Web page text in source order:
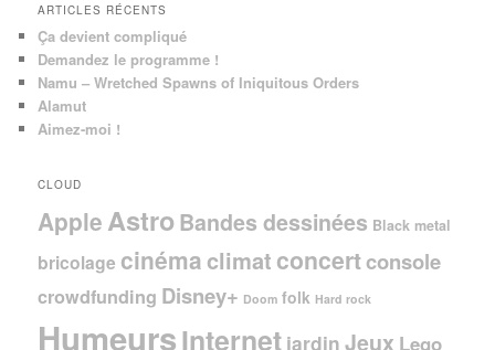
ARTICLES RÉCENTS
Ça devient compliqué
Demandez le programme !
Namu – Wretched Spawns of Iniquitous Orders
Alamut
Aimez-moi !
CLOUD
Apple AstroBandes dessinées Black metal
bricolage cinéma climat concertconsole
crowdfunding Disney+ Doom folk Hard rock
HumeursInternet jardin Jeux Lego